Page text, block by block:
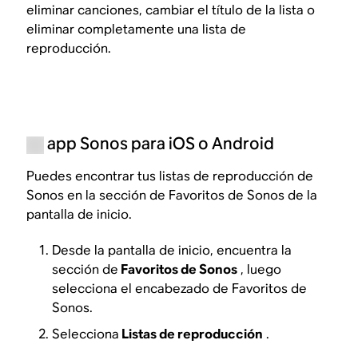
eliminar canciones, cambiar el título de la lista o
eliminar completamente una lista de
reproducción.
app Sonos para iOS o Android
Puedes encontrar tus listas de reproducción de
Sonos en la sección de Favoritos de Sonos de la
pantalla de inicio.
Desde la pantalla de inicio, encuentra la
sección de Favoritos de Sonos , luego
selecciona el encabezado de Favoritos de
Sonos.
Selecciona Listas de reproducción .